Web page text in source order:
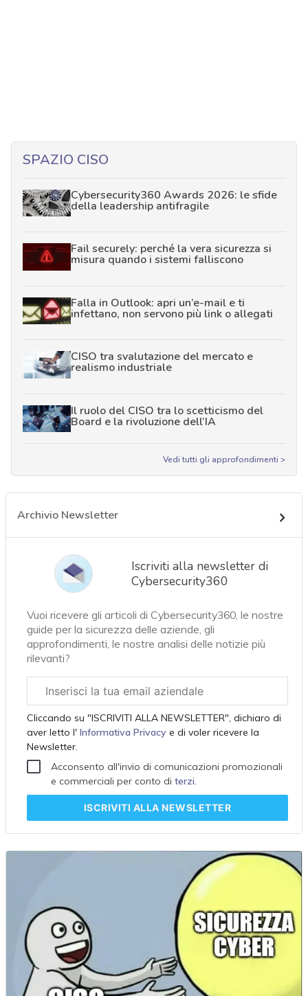
SPAZIO CISO
Cybersecurity360 Awards 2026: le sfide
della leadership antifragile
Fail securely: perché la vera sicurezza si
misura quando i sistemi falliscono
Falla in Outlook: apri un’e-mail e ti
infettano, non servono più link o allegati
CISO tra svalutazione del mercato e
realismo industriale
Il ruolo del CISO tra lo scetticismo del
Board e la rivoluzione dell’IA
Vedi tutti gli approfondimenti >
Archivio Newsletter
Iscriviti alla newsletter di
Cybersecurity360
Vuoi ricevere gli articoli di Cybersecurity360, le nostre
guide per la sicurezza delle aziende, gli
approfondimenti, le nostre analisi delle notizie più
rilevanti?
aziendale
Cliccando su "ISCRIVITI ALLA NEWSLETTER", dichiaro di
aver letto l'Informativa Privacy e di voler ricevere la
Newsletter.
Acconsento all'invio di comunicazioni promozionali
e commerciali per conto di terzi.
ISCRIVITI ALLA NEWSLETTER